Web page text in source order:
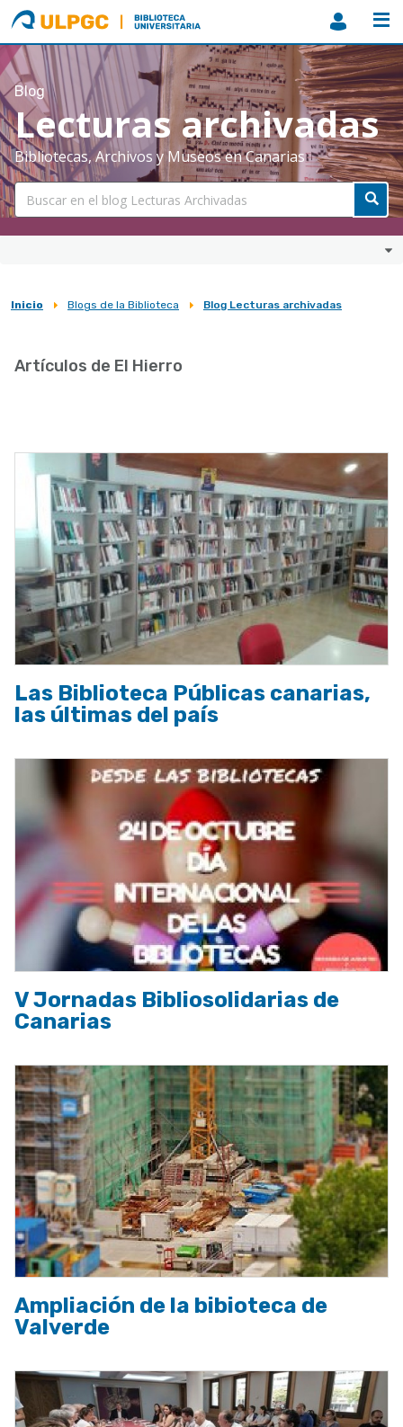
ULPGC
Biblioteca
ULPGC
Blog
Lecturas archivadas
Bibliotecas, Archivos y Museos en Canarias
Sobrescribir
de
la
navegación
Inicio Blogs de la Biblioteca Blog Lecturas archivadas
Artículos de El Hierro
Las Biblioteca Públicas canarias,
las últimas del país
V Jornadas Bibliosolidarias de
Canarias
Ampliación de la bibioteca de
Valverde